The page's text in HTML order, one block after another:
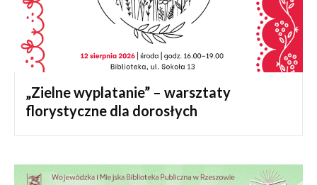
„Zielne wyplatanie” – warsztaty
florystyczne dla dorosłych